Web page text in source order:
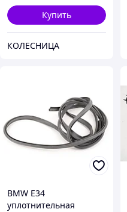
Купить
КОЛЕСНИЦА
BMW Е34
уплотнительная